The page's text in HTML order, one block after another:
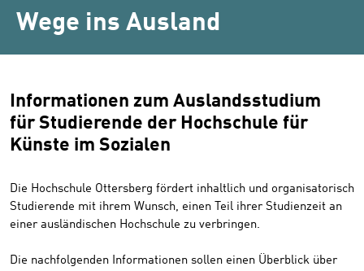
Wege ins Ausland
Informationen zum Auslandsstudium
für Studierende der Hochschule für
Künste im Sozialen
Die Hochschule Ottersberg fördert inhaltlich und organisatorisch
Studierende mit ihrem Wunsch, einen Teil ihrer Studienzeit an
einer ausländischen Hochschule zu verbringen.
Die nachfolgenden Informationen sollen einen Überblick über